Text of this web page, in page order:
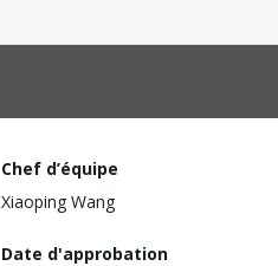
Chef d’équipe
Xiaoping Wang
Date d'approbation